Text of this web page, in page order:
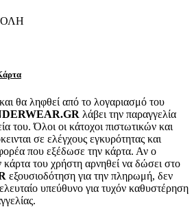
θα ληφθεί από το λογαριασμό του
λάβει την παραγγελία
του. Όλοι οι κάτοχοι πιστωτικών και
σε ελέγχους εγκυρότητας και
που εξέδωσε την κάρτα. Αν ο
του χρήστη αρνηθεί να δώσει στο
εξουσιοδότηση για την πληρωμή, δεν
υπεύθυνο για τυχόν καθυστέρηση